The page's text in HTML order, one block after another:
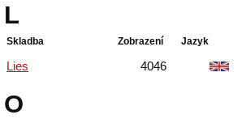
L
Skladba Zobrazení Jazyk
Lies 4046
O